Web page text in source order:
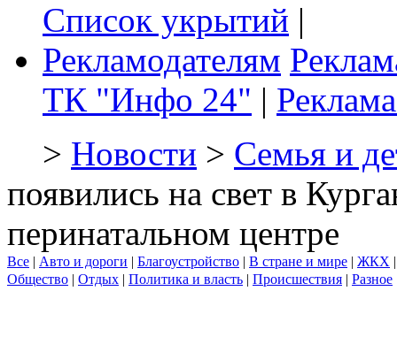
Список укрытий |
Рекламодателям
ТК "Инфо 24" |
> Новости > Семья и
появились на свет в
перинатальном центре
Все | Авто и дороги | Благоустройство | В стране и мире | ЖКХ
Общество | Отдых | Политика и власть | Происшествия | Разное